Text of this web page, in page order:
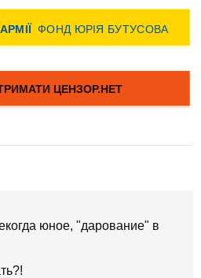
юное, "дарование" в